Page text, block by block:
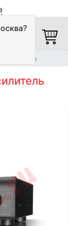
усилители